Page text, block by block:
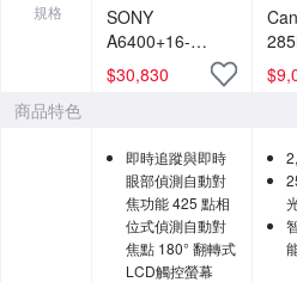
規格
SONY
A6400+16-
50mm II APSC
微單 相機
$30,830
位
$
商品特色
即時追蹤與即時
眼部偵測自動對
焦功能 425 點相
位式偵測自動對
焦點 180° 翻轉式
LCD觸控螢幕